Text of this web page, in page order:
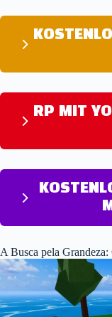
RP MIT
A Busca pela